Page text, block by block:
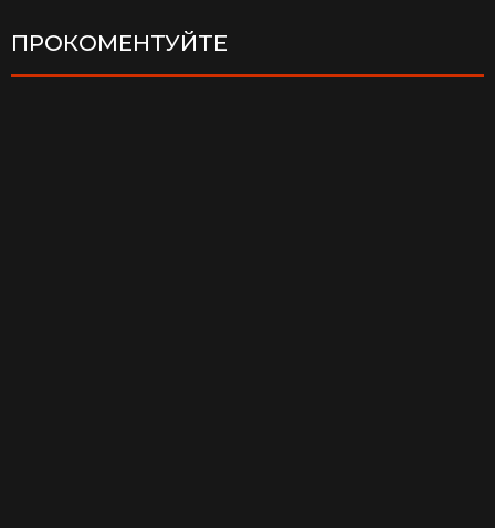
ПРОКОМЕНТУЙТЕ